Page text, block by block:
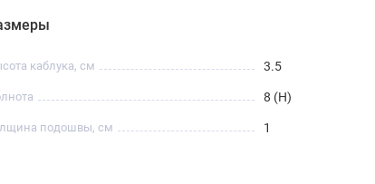
каблука, см 3.5
8 (H)
подошвы, см 1